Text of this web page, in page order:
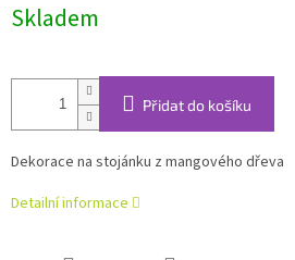
cena:
Skladem
Přidat do košíku
Dekorace na stojánku z mangového dřeva
Detailní informace